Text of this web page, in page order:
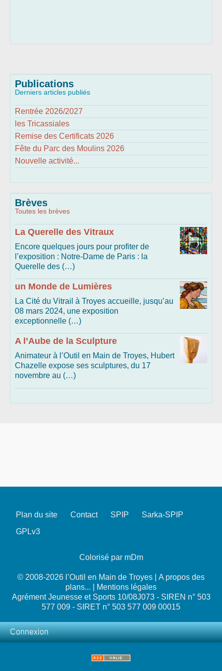
Publications
Derniers articles publiés
Rentrée 2026/2027
les Tricassiales
Remise des Certificats 2026
Fête du Parc des Moulins 2026
Nouvelle activité...
Brèves
Toutes les brèves
La Querelle des Vitraux
Encore quelques jours pour profiter de
l’exposition : Notre-Dame de Paris : la
Querelle des (…)
un Monde de Lumières
La Cité du Vitrail à Troyes accueille, jusqu’au
08 mars 2024, une exposition
exceptionnelle (…)
A l’Aube de la Sculpture
Animateur à l’Outil en Main de Troyes, Hubert
Chazelle expose ses sculptures, du 17
novembre au (…)
Plan du site Contact SPIP
Sarka-SPIP
GPLv3
Colorisé par mDm
© 2008-2026 l’Outil en Main de Troyes | A propos des
plans...
Mentions légales
Agrément Jeunesse et Sports 10/08J073 - SIREN n° 503
577 009 - SIRET n° 503 577 009 00015
Connexion